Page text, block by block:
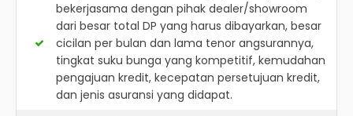
bekerjasama dengan pihak dealer/showroom
dari besar total DP yang harus dibayarkan, besar
cicilan per bulan dan lama tenor angsurannya,
tingkat suku bunga yang kompetitif, kemudahan
pengajuan kredit, kecepatan persetujuan kredit,
dan jenis asuransi yang didapat.